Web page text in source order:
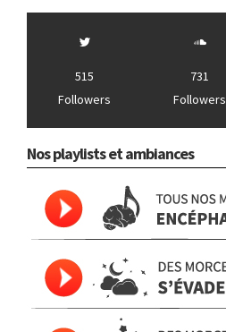
515
Followers
731
Followers
Nos playlists et ambiances